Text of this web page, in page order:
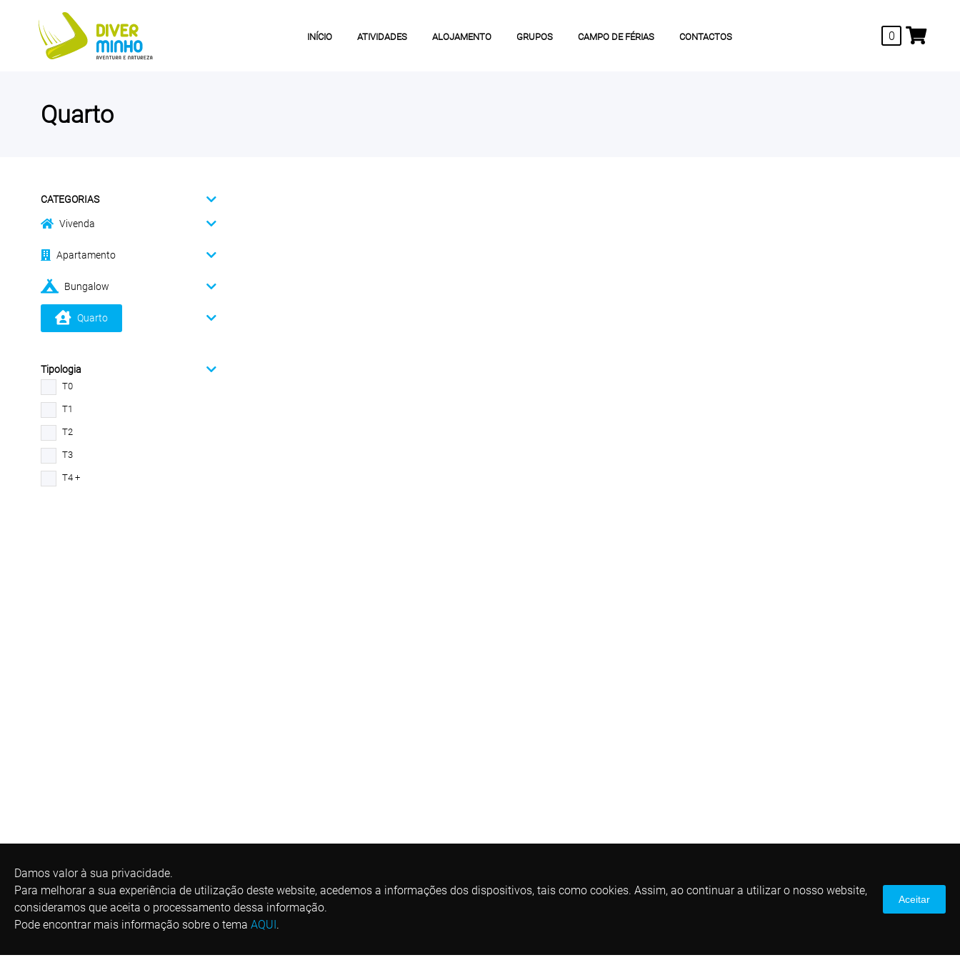
Damos valor à sua privacidade.
Para melhorar a sua experiência de utilização deste website, acedemos a informações dos dispositivos, tais como cookies. Assim, ao continuar a utilizar o nosso website,
consideramos que aceita o processamento dessa informação.
Pode encontrar mais informação sobre o tema AQUI.
Aceitar
INÍCIO ATIVIDADES ALOJAMENTO GRUPOS CAMPO DE FÉRIAS CONTACTOS 0
Quarto
CATEGORIAS
Vivenda
Apartamento
Bungalow
Quarto
Tipologia
T0
T1
T2
T3
T4 +